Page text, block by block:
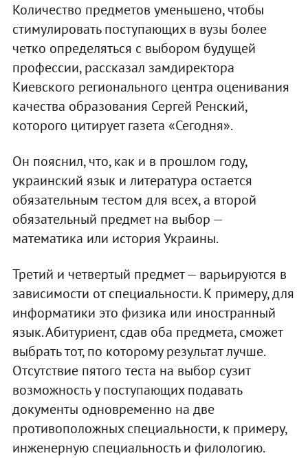
Количество предметов уменьшено, чтобы
стимулировать поступающих в вузы более
четко определяться с выбором будущей
профессии, рассказал замдиректора
Киевского регионального центра оценивания
качества образования Сергей Ренский,
которого цитирует газета «Сегодня».
Он пояснил, что, как и в прошлом году,
украинский язык и литература остается
обязательным тестом для всех, а второй
обязательный предмет на выбор —
математика или история Украины.
Третий и четвертый предмет — варьируются в
зависимости от специальности. К примеру, для
информатики это физика или иностранный
язык. Абитуриент, сдав оба предмета, сможет
выбрать тот, по которому результат лучше.
Отсутствие пятого теста на выбор сузит
возможность у поступающих подавать
документы одновременно на две
противоположных специальности, к примеру,
инженерную специальность и филологию.